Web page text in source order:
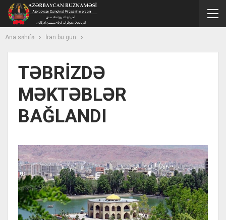
Ana səhifə İran bu gün
TƏBRİZDƏ
MƏKTƏBLƏR
BAĞLANDI